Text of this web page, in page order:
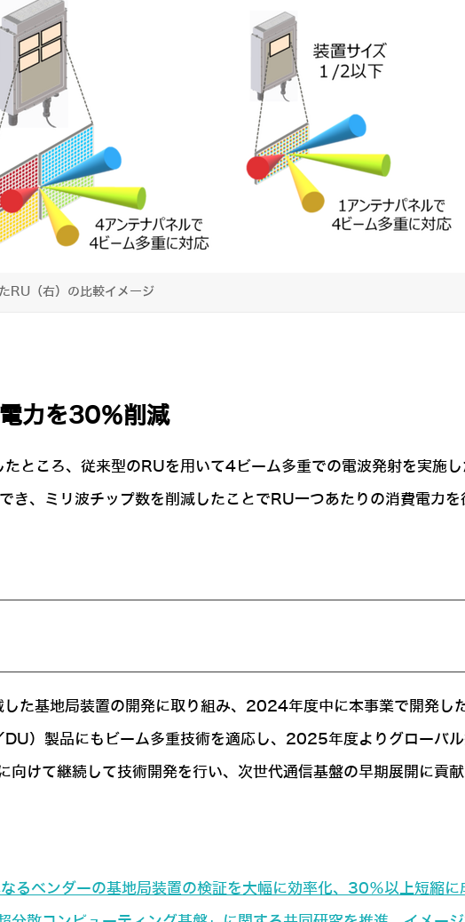
RU（右）の比較イメージ
力を30％削減
ところ、従来型のRUを用いて4ビーム多重での電波発射を実施
、ミリ波チップ数を削減したことでRU一つあたりの消費電力
た基地局装置の開発に取り組み、2024年度中に本事業で開発し
）製品にもビーム多重技術を適応し、2025年度よりグローバ
けて継続して技術開発を行い、次世代通信基盤の早期展開に貢献
るベンダーの基地局装置の検証を大幅に効率化、30％以上短縮